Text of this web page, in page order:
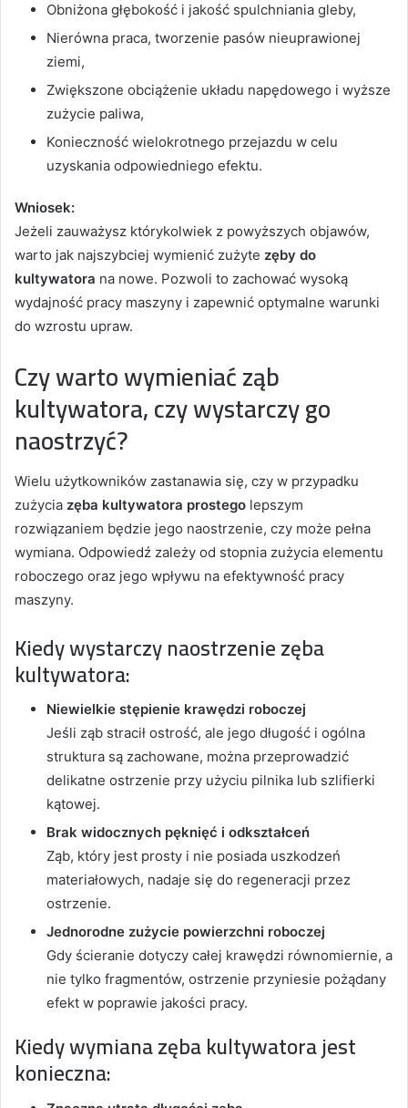
Obniżona głębokość i jakość spulchniania gleby,
Nierówna praca, tworzenie pasów nieuprawionej
ziemi,
Zwiększone obciążenie układu napędowego i wyższe
zużycie paliwa,
Konieczność wielokrotnego przejazdu w celu
uzyskania odpowiedniego efektu.
Wniosek:
Jeżeli zauważysz którykolwiek z powyższych objawów,
warto jak najszybciej wymienić zużyte zęby do
kultywatora na nowe. Pozwoli to zachować wysoką
wydajność pracy maszyny i zapewnić optymalne warunki
do wzrostu upraw.
Czy warto wymieniać ząb
kultywatora, czy wystarczy go
naostrzyć?
Wielu użytkowników zastanawia się, czy w przypadku
zużycia zęba kultywatora prostego lepszym
rozwiązaniem będzie jego naostrzenie, czy może pełna
wymiana. Odpowiedź zależy od stopnia zużycia elementu
roboczego oraz jego wpływu na efektywność pracy
maszyny.
Kiedy wystarczy naostrzenie zęba
kultywatora:
Niewielkie stępienie krawędzi roboczej
Jeśli ząb stracił ostrość, ale jego długość i ogólna
struktura są zachowane, można przeprowadzić
delikatne ostrzenie przy użyciu pilnika lub szlifierki
kątowej.
Brak widocznych pęknięć i odkształceń
Ząb, który jest prosty i nie posiada uszkodzeń
materiałowych, nadaje się do regeneracji przez
ostrzenie.
Jednorodne zużycie powierzchni roboczej
Gdy ścieranie dotyczy całej krawędzi równomiernie, a
nie tylko fragmentów, ostrzenie przyniesie pożądany
efekt w poprawie jakości pracy.
Kiedy wymiana zęba kultywatora jest
konieczna: